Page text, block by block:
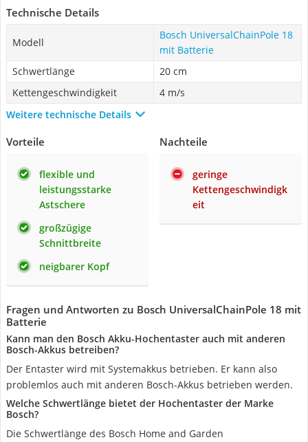
Technische Details
Modell
Bosch UniversalChainPole 18
mit Batterie
Schwertlänge
20 cm
Kettengeschwindigkeit
4 m/s
Weitere technische Details
Vorteile
flexible und
leistungsstarke
Astschere
großzügige
Schnittbreite
neigbarer Kopf
Nachteile
geringe
Kettengeschwindigk
eit
Fragen und Antworten zu Bosch UniversalChainPole 18 mit
Batterie
Kann man den Bosch Akku-Hochentaster auch mit anderen
Bosch-Akkus betreiben?
Der Entaster wird mit Systemakkus betrieben. Er kann also
problemlos auch mit anderen Bosch-Akkus betrieben werden.
Welche Schwertlänge bietet der Hochentaster der Marke
Bosch?
Die Schwertlänge des Bosch Home and Garden